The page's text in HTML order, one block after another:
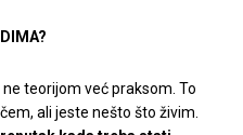
teorijom već praksom. To
ali jeste nešto što živim.